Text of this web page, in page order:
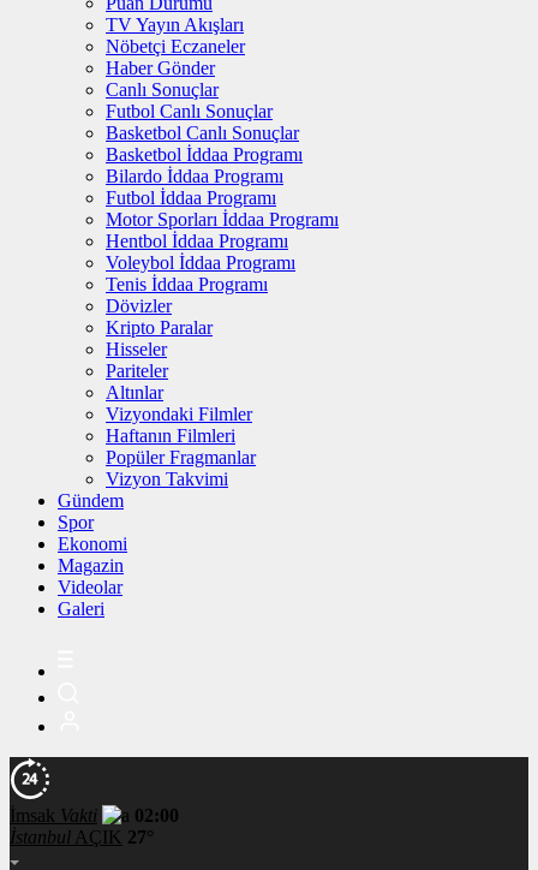
TV Yayın Akışları
Nöbetçi Eczaneler
Haber Gönder
Canlı Sonuçlar
Futbol Canlı Sonuçlar
Basketbol Canlı Sonuçlar
Basketbol İddaa Programı
Bilardo İddaa Programı
Futbol İddaa Programı
Motor Sporları İddaa Programı
Hentbol İddaa Programı
Voleybol İddaa Programı
Tenis İddaa Programı
Dövizler
Kripto Paralar
Hisseler
Pariteler
Altınlar
Vizyondaki Filmler
Haftanın Filmleri
Popüler Fragmanlar
Vizyon Takvimi
Gündem
Spor
Ekonomi
Magazin
Videolar
Galeri
İmsak Vakti
02:00
İstanbul AÇIK 27°